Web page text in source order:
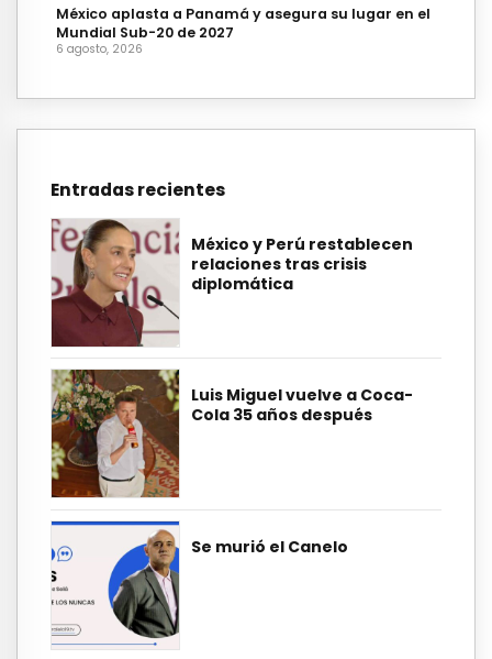
México aplasta a Panamá y asegura su lugar en el
Mundial Sub-20 de 2027
6 agosto, 2026
Entradas recientes
México y Perú restablecen
relaciones tras crisis
diplomática
Luis Miguel vuelve a Coca-
Cola 35 años después
Se murió el Canelo